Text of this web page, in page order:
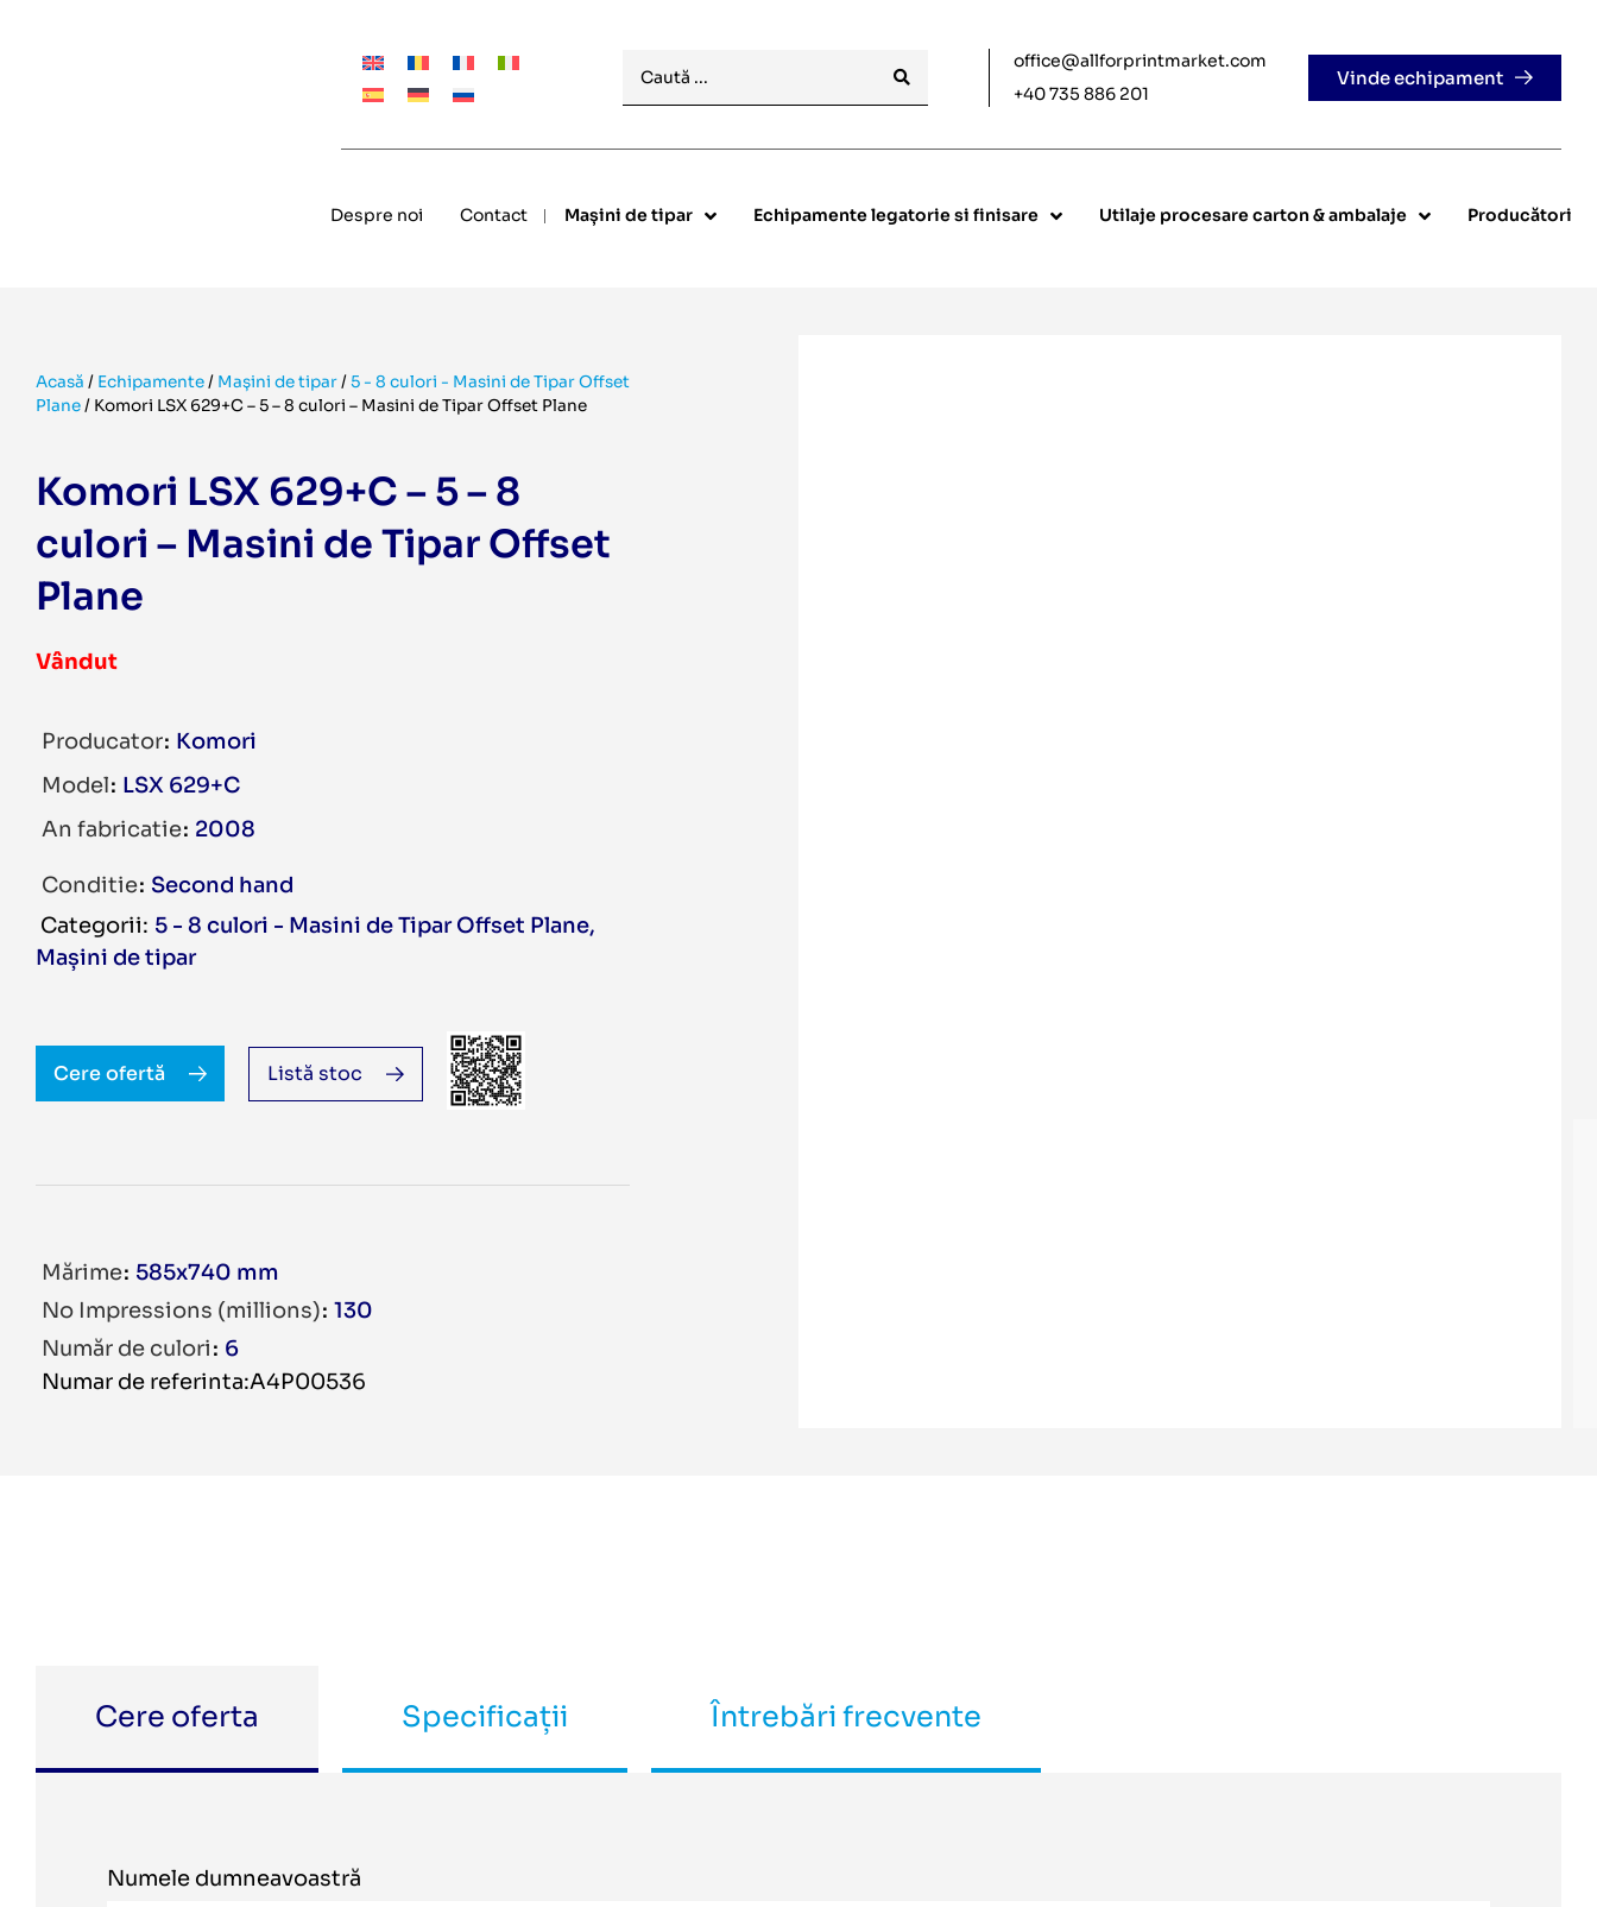
office@allforprintmarket.com
+40 735 886 201
Vinde echipament
Despre noi Contact Mașini de tipar Echipamente legatorie si finisare Utilaje procesare carton & ambalaje Producători
Acasă / Echipamente/ Mașini de tipar/5 - 8 culori - Masini de Tipar Offset
Plane/ Komori LSX 629+C – 5 – 8 culori – Masini de Tipar Offset Plane
Komori LSX 629+C – 5 – 8
culori – Masini de Tipar Offset
Plane
Vândut
Producator Komori
Model LSX 629+C
An fabricatie 2008
Conditie Second hand
5 - 8 culori - Masini de Tipar Offset Plane
Mașini de tipar
Cere ofertă Listă stoc
Mărime 585x740 mm
No Impressions (millions) 130
Număr de culori 6
Numar de referinta:A4P00536
Cere oferta Specificații Întrebări frecvente
Numele dumneavoastră